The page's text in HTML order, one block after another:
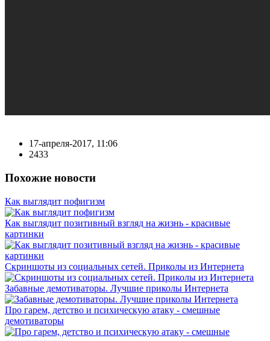
17-апреля-2017, 11:06
2433
Похожие новости
Как выглядит пофигизм
Как выглядит позитивный взгляд на жизнь - красивые
картинки
Скриншоты из социальных сетей. Приколы из Интернета
Забавные демотиваторы. Лучшие приколы Интернета
Про гарем, детство и психическую атаку - смешные
демотиваторы